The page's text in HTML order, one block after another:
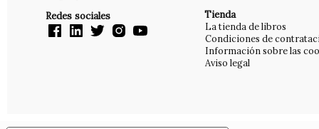
Redes sociales Tienda
La tienda de libros
Condiciones de
Información sobre las
Aviso legal